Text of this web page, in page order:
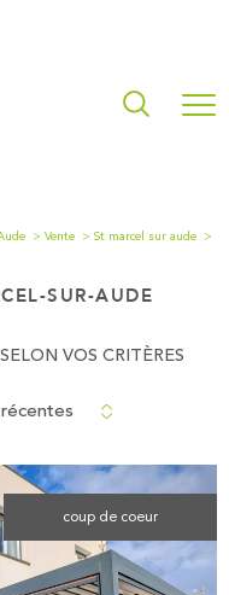
Vente
St marcel sur aude
SUR-AUDE
VOS CRITÈRES
coup de coeur